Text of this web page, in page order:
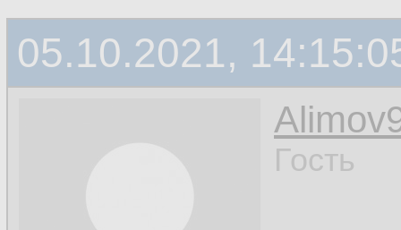
05.10.2021,
Гость